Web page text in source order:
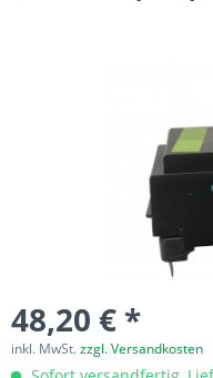
48,20 € *
inkl. MwSt.zzgl. Versandkosten